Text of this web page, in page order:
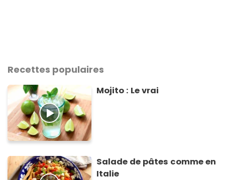
Recettes populaires
Mojito : Le vrai
Salade de pâtes comme en
Italie